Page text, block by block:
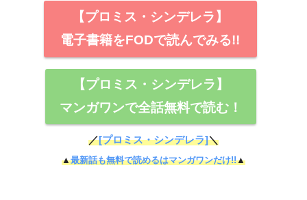
【プロミス・シンデレラ】
電子書籍をFODで読んでみる!!
【プロミス・シンデレラ】
マンガワンで全話無料で読む！
／[プロミス・シンデレラ]＼
▲最新話も無料で読めるはマンガワンだけ!!▲